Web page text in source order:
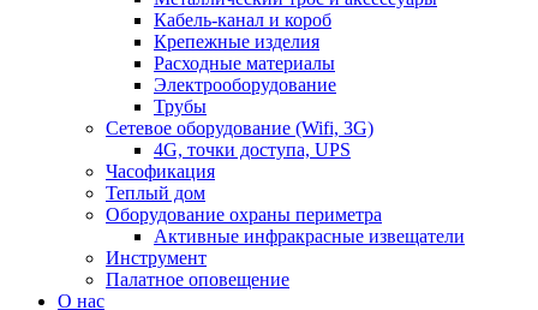
Кабель-канал и короб
Крепежные изделия
Расходные материалы
Электрооборудование
Трубы
Сетевое оборудование (Wifi, 3G)
4G, точки доступа, UPS
Часофикация
Теплый дом
Оборудование охраны периметра
Активные инфракрасные извещатели
Инструмент
Палатное оповещение
О нас